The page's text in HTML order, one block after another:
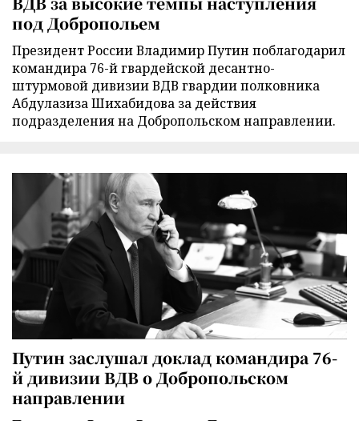
под Добропольем
Президент России Владимир Путин поблагодарил
командира 76-й гвардейской десантно-
штурмовой дивизии ВДВ гвардии полковника
Абдулазиза Шихабидова за действия
подразделения на Добропольском направлении.
Путин заслушал доклад командира 76-
й дивизии ВДВ о Добропольском
направлении